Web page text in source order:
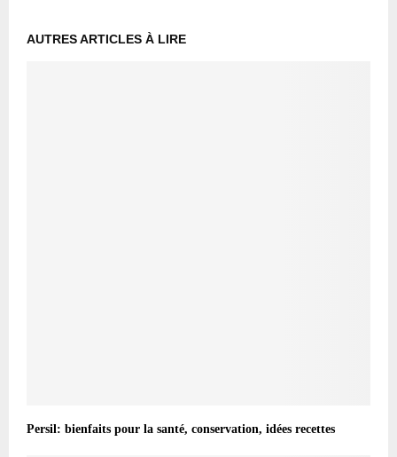
AUTRES ARTICLES À LIRE
Persil: bienfaits pour la santé, conservation, idées recettes